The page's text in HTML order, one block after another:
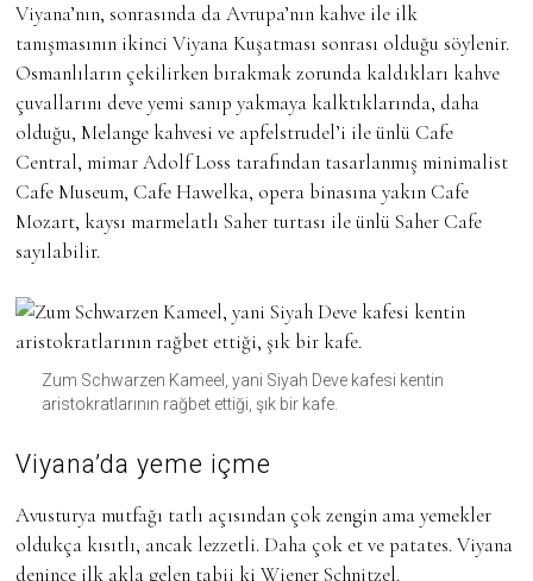
Viyana’nın, sonrasında da Avrupa’nın kahve ile ilk
tanışmasının ikinci Viyana Kuşatması sonrası olduğu söylenir.
Osmanlıların çekilirken bırakmak zorunda kaldıkları kahve
çuvallarını deve yemi sanıp yakmaya kalktıklarında, daha
olduğu, Melange kahvesi ve apfelstrudel’i ile ünlü Cafe
Central, mimar Adolf Loss tarafından tasarlanmış minimalist
Cafe Museum, Cafe Hawelka, opera binasına yakın Cafe
Mozart, kaysı marmelatlı Saher turtası ile ünlü Saher Cafe
sayılabilir.
Zum Schwarzen Kameel, yani Siyah Deve kafesi kentin
aristokratlarının rağbet ettiği, şık bir kafe.
Viyana’da yeme içme
Avusturya mutfağı tatlı açısından çok zengin ama yemekler
oldukça kısıtlı, ancak lezzetli. Daha çok et ve patates. Viyana
denince ilk akla gelen tabii ki Wiener Schnitzel.